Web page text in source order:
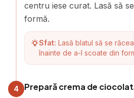
centru iese curat. Lasă să
formă.
Sfat: Lasă blatul să se
înainte de a-l scoate din
4 Prepară crema de